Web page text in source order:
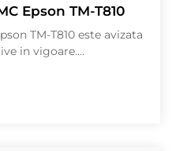
Epson TM-T810
TM-T810 este avizata
in vigoare....